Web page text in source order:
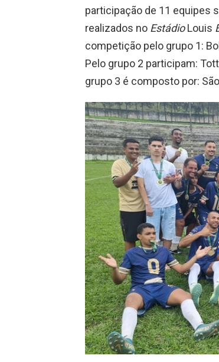
participação de 11 equipes
realizados no EstádioLouis
competição pelo grupo 1:
Pelo grupo 2 participam:
grupo 3 é composto por: